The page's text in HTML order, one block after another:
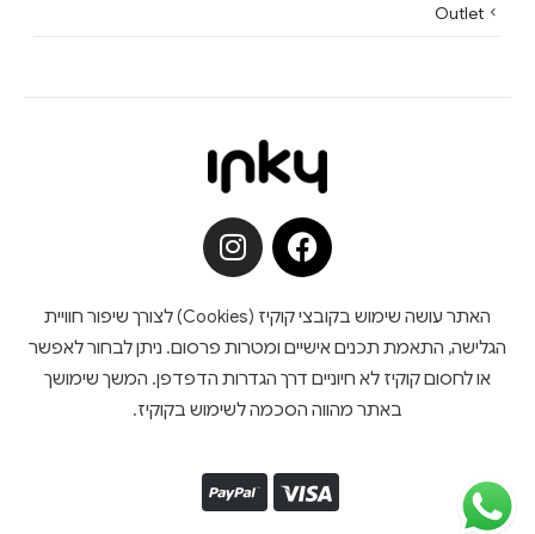
Outlet
האתר עושה שימוש בקובצי קוקיז (Cookies) לצורך שיפור חוויית
הגלישה, התאמת תכנים אישיים ומטרות פרסום. ניתן לבחור לאפשר
או לחסום קוקיז לא חיוניים דרך הגדרות הדפדפן. המשך שימושך
באתר מהווה הסכמה לשימוש בקוקיז.